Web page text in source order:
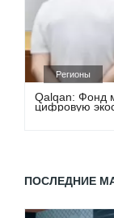
Регионы
Qalqan: Фонд
цифровую
ПОСЛЕДНИЕ